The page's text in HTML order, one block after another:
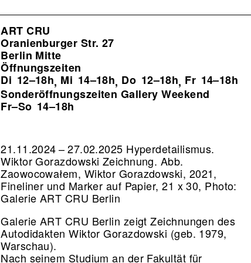
ART CRU
Oranienburger Str. 27
Berlin Mitte
Öffnungszeiten
Di 12–18h, Mi 14–18h, Do 12–18h, Fr 14–18h
Sonderöffnungszeiten Gallery Weekend
Fr–So 14–18h
21.11.2024 – 27.02.2025 Hyperdetailismus.
Wiktor Gorazdowski Zeichnung. Abb.
Zaowocowałem, Wiktor Gorazdowski, 2021,
Fineliner und Marker auf Papier, 21 x 30, Photo:
Galerie ART CRU Berlin
Galerie ART CRU Berlin zeigt Zeichnungen des
Autodidakten Wiktor Gorazdowski (geb. 1979,
Warschau).
Nach seinem Studium an der Fakultät für